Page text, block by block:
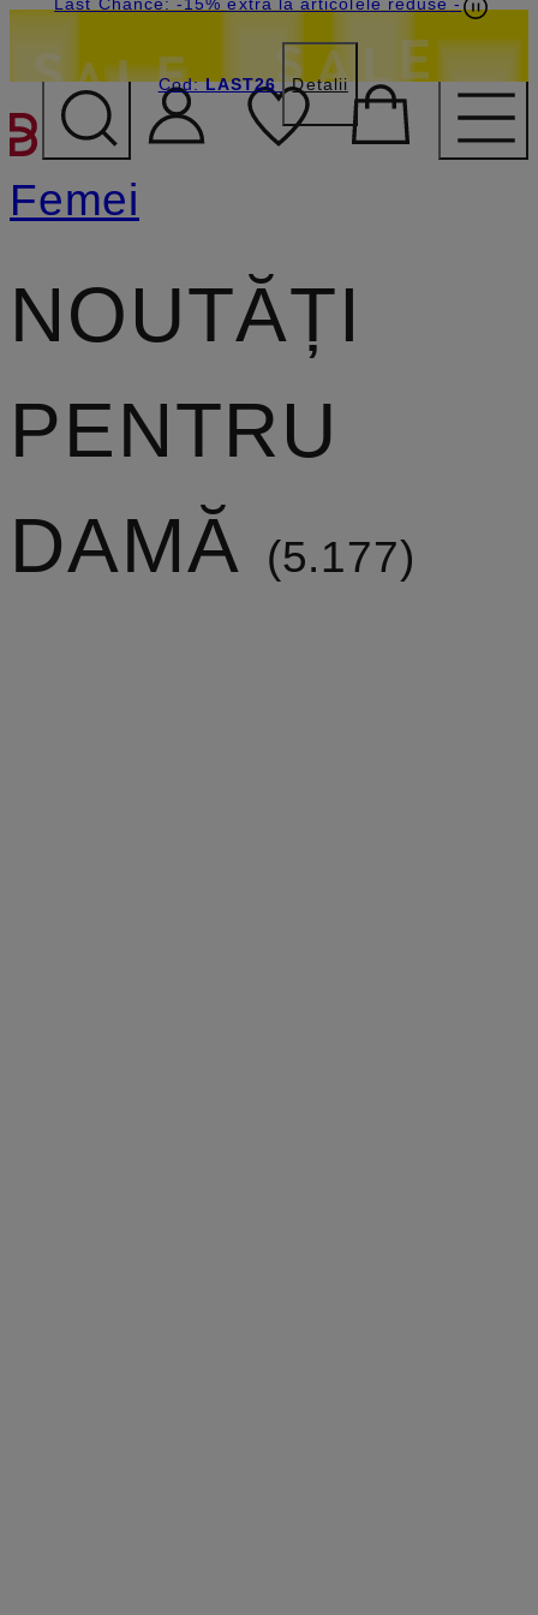
SARI LA CONȚINUTUL
Cod:LAST26 Detalii
Femei
NOUTĂȚI
PENTRU
DAMĂ
5.177